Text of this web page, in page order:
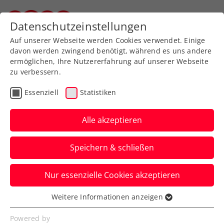
Zurück zur Newsübersicht
Turniere
WTA Charleston: Grabher
feiert zweiten
Karrieresieg über Top-30-
Spielerin
Österreichs Nummer eins glückt in den
USA der nach Ranking bislang zweitbeste
Sieg in ihrer Laufbahn.
Datenschutzeinstellungen
Auf unserer Webseite werden Cookies verwendet. Einige
davon werden zwingend benötigt, während es uns andere
ermöglichen, Ihre Nutzererfahrung auf unserer Webseite
zu verbessern.
Essenziell Statistiken
Alle akzeptieren
Speichern & schließen
Nur essenzielle Cookies akzeptieren
Essenziell
Essenzielle Cookies werden für grundlegende
Weitere Informationen anzeigen
Powered by